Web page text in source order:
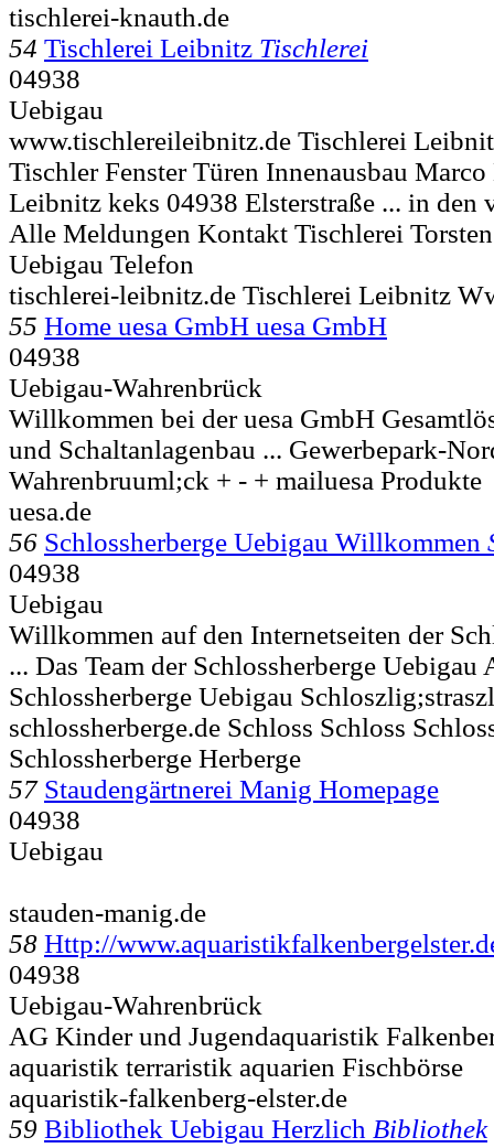
tischlerei-knauth.de
54 Tischlerei Leibnitz Tischlerei
04938
Uebigau
www.tischlereileibnitz.de Tischlerei
Tischler Fenster Türen Innenausbau
Leibnitz keks 04938 Elsterstraße ... in den
Alle Meldungen Kontakt Tischlerei
Uebigau Telefon
tischlerei-leibnitz.de Tischlerei Leibnitz
55 Home uesa GmbH uesa GmbH
04938
Uebigau-Wahrenbrück
Willkommen bei der uesa GmbH
und Schaltanlagenbau ... Gewerbepark-
Wahrenbruuml;ck + - + mailuesa Produkte
uesa.de
56 Schlossherberge Uebigau Willkommen
04938
Uebigau
Willkommen auf den Internetseiten der
... Das Team der Schlossherberge Uebigau
Schlossherberge Uebigau
schlossherberge.de Schloss Schloss
Schlossherberge Herberge
57 Staudengärtnerei Manig Homepage
04938
Uebigau
stauden-manig.de
58 Http://
04938
Uebigau-Wahrenbrück
AG Kinder und Jugendaquaristik
aquaristik terraristik aquarien Fischbörse
aquaristik-falkenberg-elster.de
59 Bibliothek Uebigau Herzlich Bibliothek